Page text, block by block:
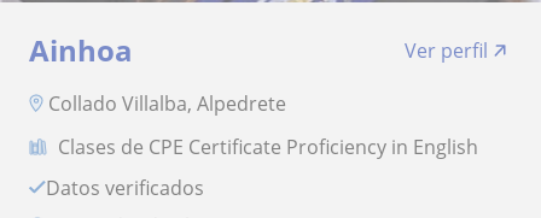
Ainhoa
Ver perfil
Collado Villalba, Alpedrete
Clases de CPE Certificate Proficiency in English
Datos verificados